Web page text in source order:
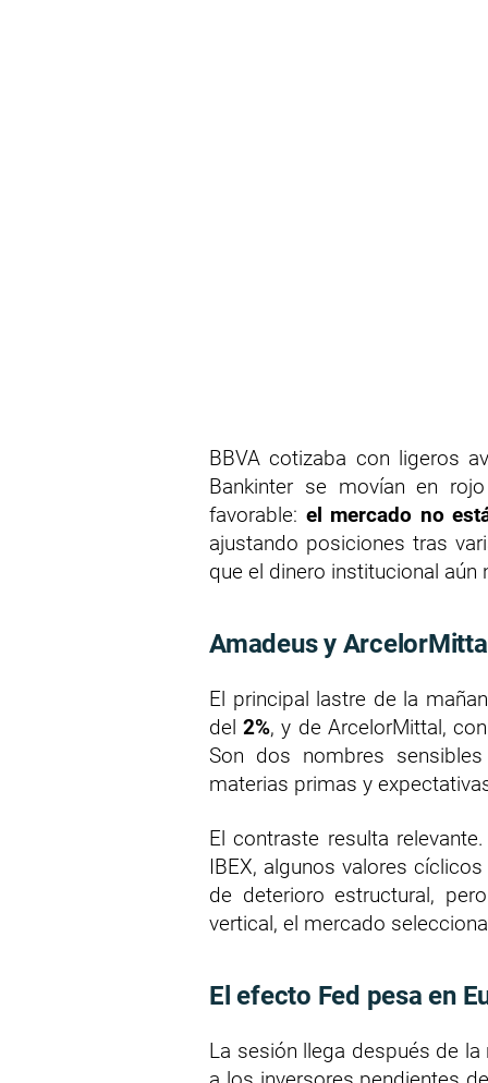
BBVA cotizaba con ligeros
Bankinter se movían en
favorable: el mercado no
ajustando posiciones tras
que el dinero institucional
Amadeus y
El principal lastre de la
del2%, y de ArcelorMittal,
Son dos nombres
materias primas y
El contraste resulta
IBEX, algunos valores
de deterioro estructural,
vertical, el mercado
El efecto Fed pesa en
La sesión llega después de la